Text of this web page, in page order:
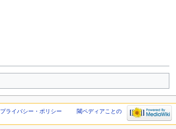
プライバシー・ポリシー
閾ペディアことの